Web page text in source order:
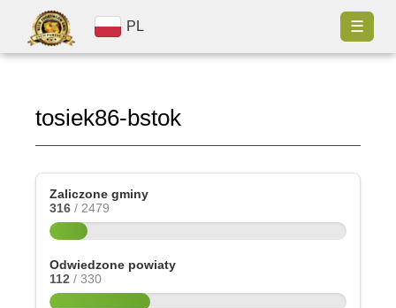
PL ☰
tosiek86-bstok
Zaliczone gminy
316 / 2479
Odwiedzone powiaty
112 / 330